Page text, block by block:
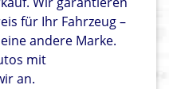
für Ihr Fahrzeug –
andere Marke.
mit
an.